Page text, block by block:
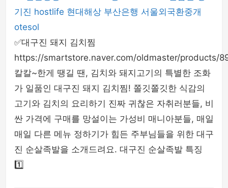
기진 hostlife 현대해상 부산은행 서울외국환중개
otesol
✅대구진 돼지 김치찜
https://smartstore.naver.com/oldmaster/products/
칼칼~한게 땡길 땐, 김치와 돼지고기의 특별한 조화
가 일품인 대구진 돼지 김치찜! 쫄깃쫄깃한 식감의
고기와 김치의 요리하기 진짜 귀찮은 자취러분들, 비
싼 가격에 구매를 망설이는 가성비 매니아분들, 매일
매일 다른 메뉴 정하기가 힘든 주부님들을 위한 대구
진 순살족발을 소개드려요. 대구진 순살족발 특징
1️⃣